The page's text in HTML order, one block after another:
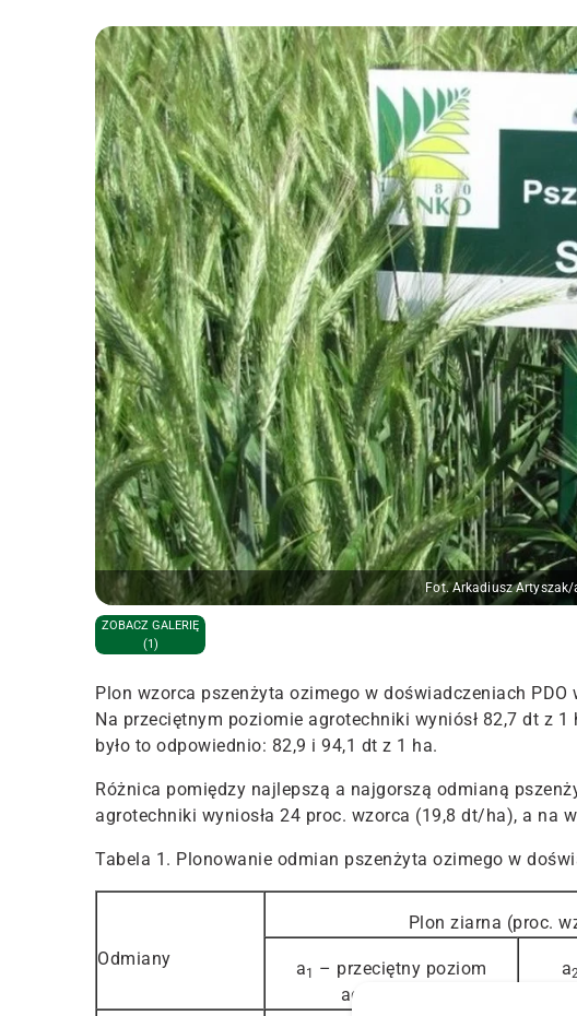
Fot. Arkadiusz
ZOBACZ GALERIĘ
(1)
Plon wzorca pszenżyta ozimego w doświadczeniach
Na przeciętnym poziomie agrotechniki wyniósł 82,7 dt z
było to odpowiednio: 82,9 i 94,1 dt z 1 ha.
Różnica pomiędzy najlepszą a najgorszą odmianą
agrotechniki wyniosła 24 proc. wzorca (19,8 dt/ha), a na
Tabela 1. Plonowanie odmian pszenżyta ozimego w
Odmiany
Plon ziarna (proc.
a1 – przeciętny poziom
agrotechniki
a2